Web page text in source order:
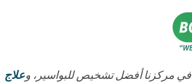
في مركزنا أفضل تشخيص للبواسير، وعلاج